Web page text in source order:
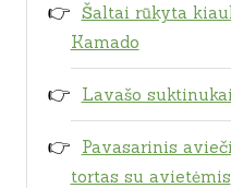
Šaltai rūkyta
Kamado
Lavašo
Pavasarinis
tortas su avietėmis